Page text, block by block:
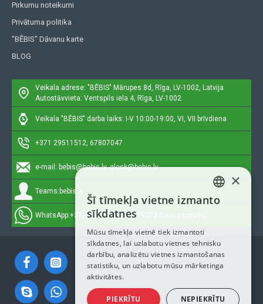
Pirkumu noteikumi
Privātuma politika
"BĒBIS" Dāvanu karte
BLOG
Veikala adrese: "BĒBIS" Mārupes 8d, Rīga, LV-1002, Latvija
Autostāvvieta: Ventspils iela 4, Rīga, LV-1002
Veikala "BĒBIS" darba laiks: I-V 10:00-19:00, VI, VII brīvdiena
+371 29511512, 67807047
e-mail: bebis@bebis.lv, glosk@bebis.lv
Teams: bebis.lv
WhatsApp:+371 29511512, 20579272 (tikai ziņojumi)
LATVIAN
ENGLISH
×
Šī tīmekļa vietne izmanto
sīkdatnes
Mūsu tīmekļa vietnē tiek izmantoti
sīkdatnes, lai uzlabotu vietnes tehnisku
darbību, analizētu vietnes izmantošanas
statistiku, un uzlabotu mūsu mārketinga
aktivitātes.
PIEKRĪTU NEPIEKRĪTU